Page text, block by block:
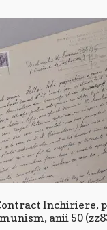
Inchiriere,
anii 50